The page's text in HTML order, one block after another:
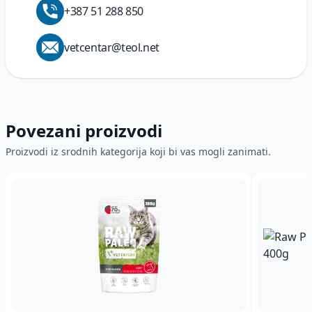
Virmansko plaćanje - opštom uplatnicom ili
predračun sa svim podacima potrebnim za uplatu,
uključujući broj računa na koji trebate uplatiti
vrijednost narudžbe. Uplatu potom možete izvršiti
Plaćanje karticama:Mogućnost plaćanja
Nakon što izvršite narudžbu, dobićete sve
potrebne informacije o daljim koracima i
isporuci.
+387 51 288 850
vetcentar@teol.net
Povezani proizvodi
Proizvodi iz srodnih kategorija koji bi vas mogli zanimati.